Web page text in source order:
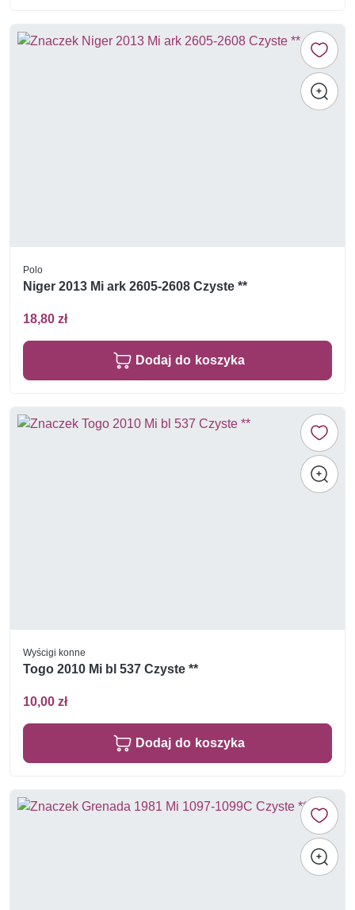
Polo
Niger 2013 Mi ark 2605-2608 Czyste **
18,80 zł
Dodaj do koszyka
Wyścigi konne
Togo 2010 Mi bl 537 Czyste **
10,00 zł
Dodaj do koszyka